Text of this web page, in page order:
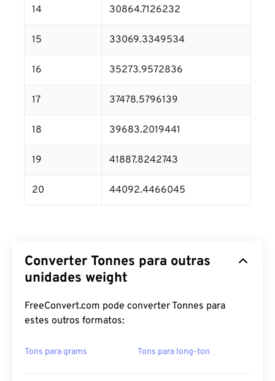
14 30864.7126232
15 33069.3349534
16 35273.9572836
17 37478.5796139
18 39683.2019441
19 41887.8242743
20 44092.4466045
Converter Tonnes para outras
unidades weight
FreeConvert.com pode converter Tonnes para
estes outros formatos:
Tons para grams Tons para long-ton